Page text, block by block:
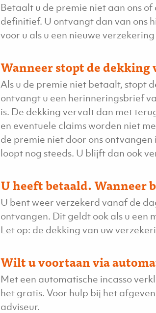
Betaalt u de premie niet aan ons
definitief. U ontvangt dan van ons
voor u als u een nieuwe
Wanneer stopt de dekking
Als u de premie niet betaalt, stopt
ontvangt u een herinneringsbrief
is. De dekking vervalt dan met
en eventuele claims worden niet
de premie niet door ons
loopt nog steeds. U blijft dan ook
U heeft betaald. Wanneer
U bent weer verzekerd vanaf de
ontvangen. Dit geldt ook als u een
Let op: de dekking van uw
Wilt u voortaan via
Met een automatische incasso
het gratis. Voor hulp bij het
adviseur.